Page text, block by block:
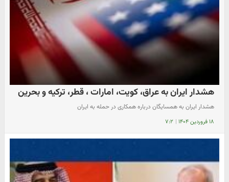
هشدار ایران به عراق، کویت، امارات ، قطر، ترکیه و بحرین
هشدار ایران به همسایگان درباره همکاری در حمله به ایران
۱۸ فروردین ۱۴۰۴ | ۷:۲